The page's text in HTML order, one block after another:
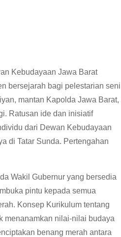
Kebudayaan Jawa Barat
bersejarah bagi pelestarian seni
mantan Kapolda Jawa Barat,
Ratusan ide dan inisiatif
dari Dewan Kebudayaan
di Tatar Sunda. Pertengahan
Wakil Gubernur yang bersedia
pintu kepada semua
Konsep Kurikulum tentang
menanamkan nilai-nilai budaya
benang merah antara